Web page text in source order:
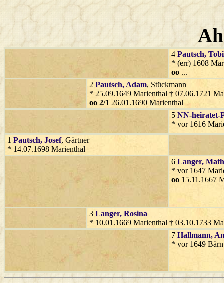
4 Pautsch,
* (err) 1608
oo ...
2 Pautsch, Adam, Stückmann
* 25.09.1649 Marienthal † 07.06.1721
oo 2/1 26.01.1690 Marienthal
5 NN-heiratet-
* vor 1616
1 Pautsch, Josef, Gärtner
* 14.07.1698 Marienthal
6 Langer,
* vor 1647
oo 15.11.1667
3 Langer, Rosina
* 10.01.1669 Marienthal † 03.10.1733
7 Hallmann,
* vor 1649